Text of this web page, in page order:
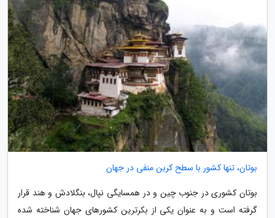
بوتان، تنها کشور با سطح کربن منفی در جهان
بوتان کشوری در جنوب چین و در همسایگی نپال، بنگلادش و هند قرار
گرفته است و به عنوان یکی از بکرترین کشورهای جهان شناخته شده